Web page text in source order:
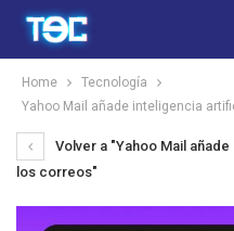
Home
Tecnología
Yahoo Mail añade inteligencia
Volver a "Yahoo Mail
los correos"